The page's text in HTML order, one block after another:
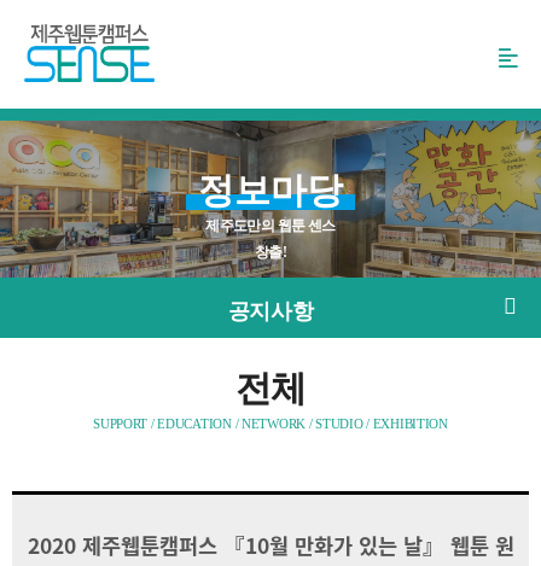
로
가
기
정보마당
제주도만의 웹툰 센스
창출!
공지사항
전체
SUPPORT / EDUCATION / NETWORK / STUDIO / EXHIBITION
2020 제주웹툰캠퍼스 『10월 만화가 있는 날』 웹툰 원